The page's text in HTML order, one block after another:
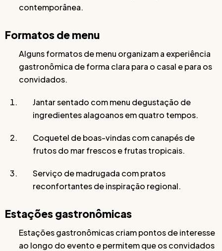
contemporânea.
Formatos de menu
Alguns formatos de menu organizam a experiência
gastronômica de forma clara para o casal e para os
convidados.
Jantar sentado com menu degustação de
ingredientes alagoanos em quatro tempos.
Coquetel de boas-vindas com canapés de
frutos do mar frescos e frutas tropicais.
Serviço de madrugada com pratos
reconfortantes de inspiração regional.
Estações gastronômicas
Estações gastronômicas criam pontos de interesse
ao longo do evento e permitem que os convidados